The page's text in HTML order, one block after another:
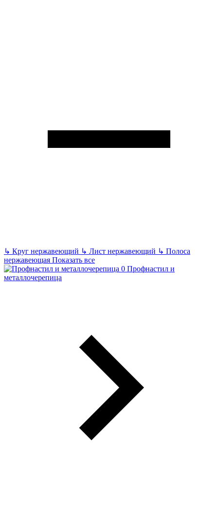
↳ Круг нержавеющий ↳ Лист нержавеющий ↳ Полоса
нержавеющая Показать все
Профнастил и
металлочерепица